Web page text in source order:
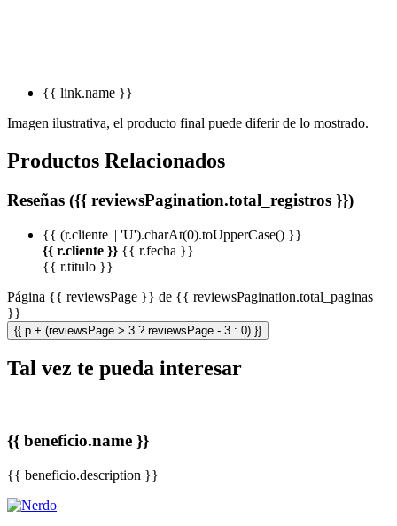
{{ link.name }}
Imagen ilustrativa, el producto final puede diferir de lo mostrado.
Productos Relacionados
Reseñas ({{ reviewsPagination.total_registros }})
{{ (r.cliente || 'U').charAt(0).toUpperCase() }}
{{ r.cliente }} {{ r.fecha }}
{{ r.titulo }}
Página {{ reviewsPage }} de {{ reviewsPagination.total_paginas
}}
{{ p + (reviewsPage > 3 ? reviewsPage - 3 : 0) }}
Tal vez te pueda interesar
{{ beneficio.name }}
{{ beneficio.description }}